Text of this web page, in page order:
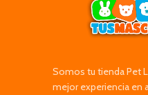
Somos tu tienda Pet
mejor experiencia en